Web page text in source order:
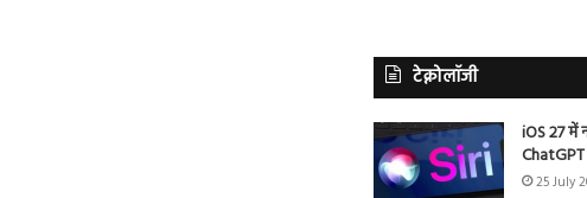
टेक्नोलॉजी
iOS 27 में
25 July